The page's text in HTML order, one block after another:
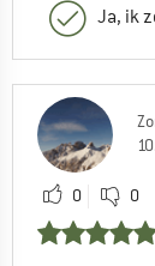
Ja, ik
0 0